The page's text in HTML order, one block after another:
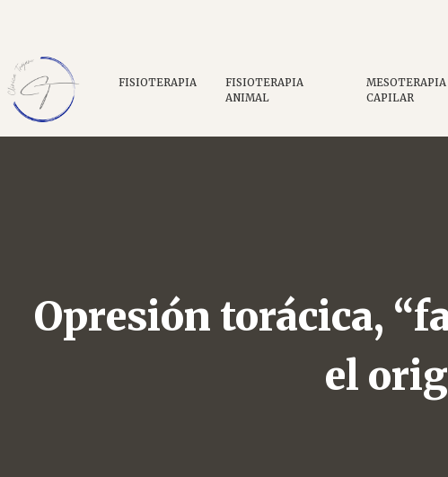
FISIOTERAPIA
FISIOTERAPIA
ANIMAL
MESOTERAPIA
CAPILAR
Opresión torácica,
el